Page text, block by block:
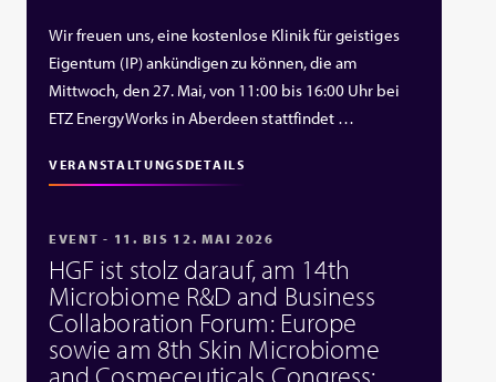
Wir freuen uns, eine kostenlose Klinik für geistiges
Eigentum (IP) ankündigen zu können, die am
Mittwoch, den 27. Mai, von 11:00 bis 16:00 Uhr bei
ETZ EnergyWorks in Aberdeen stattfindet …
VERANSTALTUNGSDETAILS
EVENT - 11. BIS 12. MAI 2026
HGF ist stolz darauf, am 14th
Microbiome R&D and Business
Collaboration Forum: Europe
sowie am 8th Skin Microbiome